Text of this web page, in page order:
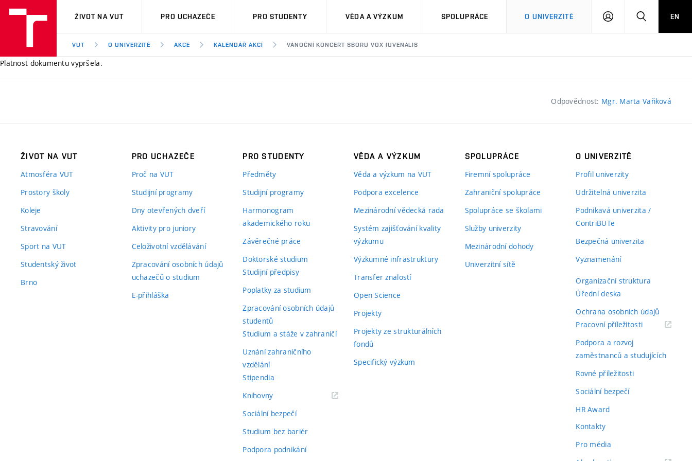
VUT
ŽIVOT NA VUT PRO UCHAZEČE PRO STUDENTY VĚDA A VÝZKUM SPOLUPRÁCE O UNIVERZITĚ
PŘIHLÁSIT HLEDATEN
VUT O UNIVERZITĚ AKCE KALENDÁŘ AKCÍ VÁNOČNÍ KONCERT SBORU VOX IUVENALIS
Platnost dokumentu vypršela.
Odpovědnost: Mgr. Marta Vaňková
ŽIVOT NA VUT
Atmosféra VUT
Prostory školy
Koleje
Stravování
Sport na VUT
Studentský život
Brno
PRO UCHAZEČE
Proč na VUT
Studijní programy
Dny otevřených dveří
Aktivity pro juniory
Celoživotní vzdělávání
Zpracování osobních údajů
uchazečů o studium
E-přihláška
PRO STUDENTY
Předměty
Studijní programy
Harmonogram
akademického roku
Závěrečné práce
Doktorské studium
Studijní předpisy
Poplatky za studium
Zpracování osobních údajů
studentů
Studium a stáže v zahraničí
Uznání zahraničního
vzdělání
Stipendia
Knihovny(externí
Sociální bezpečí
Studium bez bariér
Podpora podnikání
VĚDA A VÝZKUM
Věda a výzkum na VUT
Podpora excelence
Mezinárodní vědecká rada
Systém zajišťování kvality
výzkumu
Výzkumné infrastruktury
Transfer znalostí
Open Science
Projekty
Projekty ze strukturálních
fondů
Specifický výzkum
SPOLUPRÁCE
Firemní spolupráce
Zahraniční spolupráce
Spolupráce se školami
Služby univerzity
Mezinárodní dohody
Univerzitní sítě
O UNIVERZITĚ
Profil univerzity
Udržitelná univerzita
Podnikavá univerzita /
ContriBUTe
Bezpečná univerzita
Vyznamenání
Organizační struktura
Úřední deska
Ochrana osobních údajů
Pracovní příležitosti(externí
Podpora a rozvoj
zaměstnanců a studujících
Rovné příležitosti
Sociální bezpečí
HR Award
Kontakty
Pro média